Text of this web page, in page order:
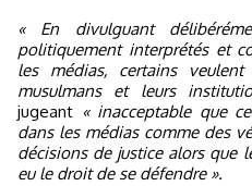
« En divulguant
politiquement interprétés et
les médias, certains
musulmans et leurs
jugeant « inacceptable que
dans les médias comme des
décisions de justice alors que
eu le droit de se défendre ».